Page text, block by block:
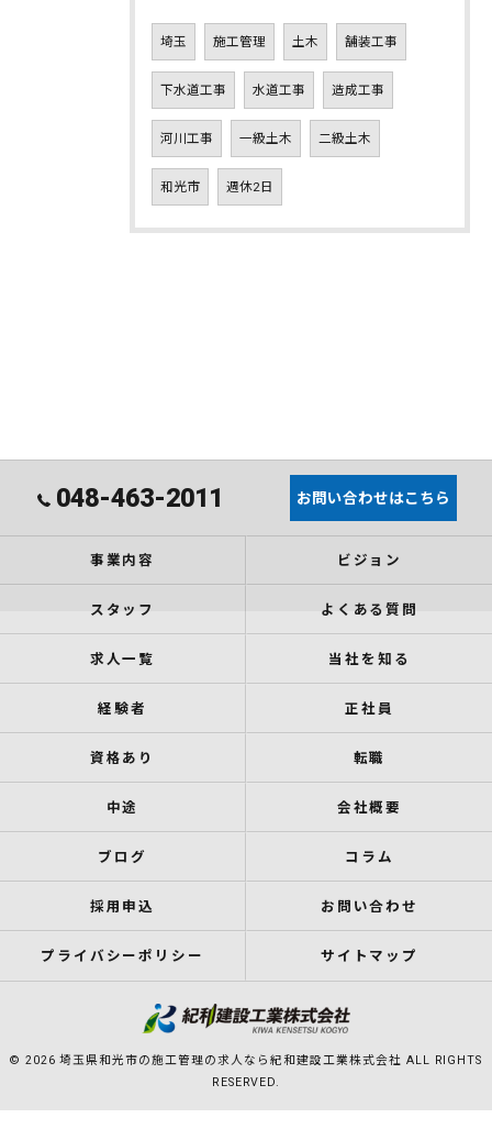
埼玉 施工管理 土木 舗装工事
下水道工事 水道工事 造成工事
河川工事 一級土木 二級土木
和光市 週休2日
048-463-2011 お問い合わせはこちら
事業内容 ビジョン
スタッフ よくある質問
求人一覧 当社を知る
経験者 正社員
資格あり 転職
中途 会社概要
ブログ コラム
採用申込 お問い合わせ
プライバシーポリシー サイトマップ
© 2026 埼玉県和光市の施工管理の求人なら紀和建設工業株式会社 ALL RIGHTS
RESERVED.